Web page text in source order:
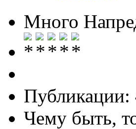
Много
Публикации:
Чему быть,